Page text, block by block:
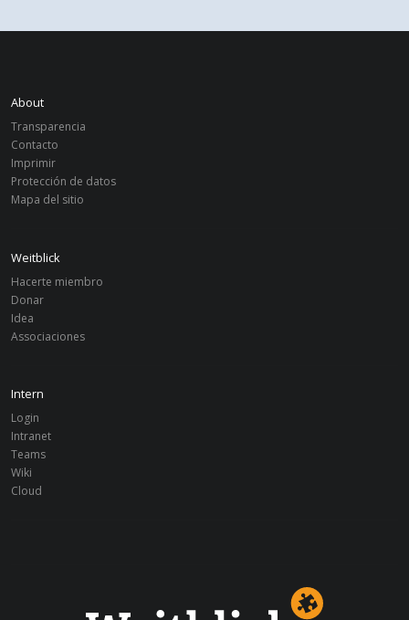
About
Transparencia
Contacto
Imprimir
Protección de datos
Mapa del sitio
Weitblick
Hacerte miembro
Donar
Idea
Associaciones
Intern
Login
Intranet
Teams
Wiki
Cloud